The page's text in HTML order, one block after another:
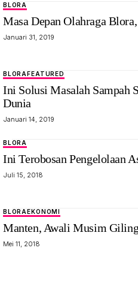
BLORA
Masa Depan Olahraga
Januari 31, 2019
BLORAFEATURED
Ini Solusi Masalah Sampah
Dunia
Januari 14, 2019
BLORA
Ini Terobosan Pengelolaan
Juli 15, 2018
BLORAEKONOMI
Manten, Awali Musim Giling
Mei 11, 2018